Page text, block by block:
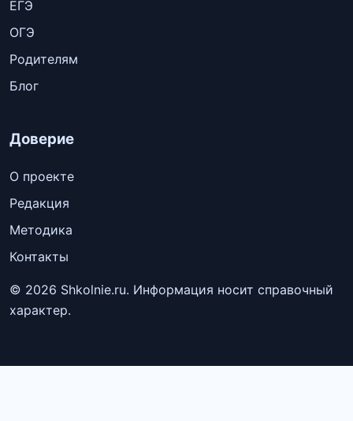
ЕГЭ
ОГЭ
Родителям
Блог
Доверие
О проекте
Редакция
Методика
Контакты
© 2026 Shkolnie.ru. Информация носит справочный
характер.